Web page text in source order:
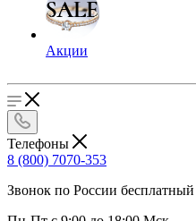
Акции
Телефоны
8 (800) 7070-353
Звонок по России бесплатный